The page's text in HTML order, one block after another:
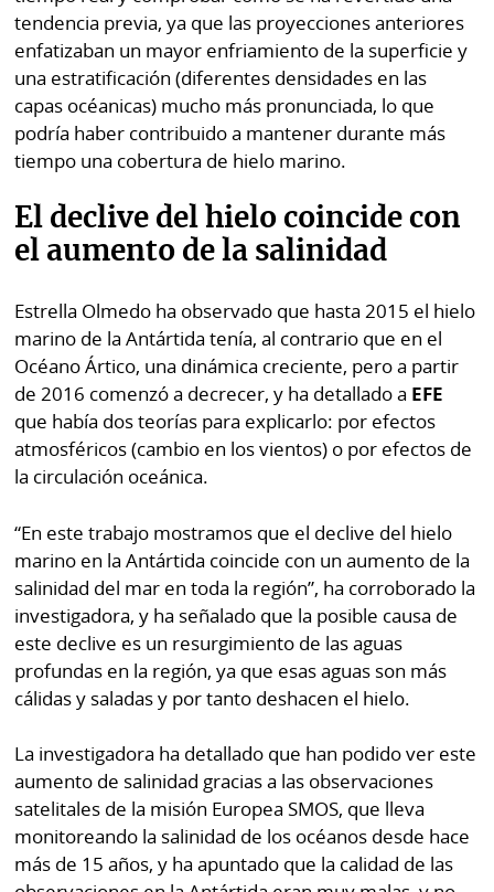
tendencia previa, ya que las proyecciones anteriores
enfatizaban un mayor enfriamiento de la superficie y
una estratificación (diferentes densidades en las
capas océanicas) mucho más pronunciada, lo que
podría haber contribuido a mantener durante más
tiempo una cobertura de hielo marino.
El declive del hielo coincide con
el aumento de la salinidad
Estrella Olmedo ha observado que hasta 2015 el hielo
marino de la Antártida tenía, al contrario que en el
Océano Ártico, una dinámica creciente, pero a partir
de 2016 comenzó a decrecer, y ha detallado a EFE
que había dos teorías para explicarlo: por efectos
atmosféricos (cambio en los vientos) o por efectos de
la circulación oceánica.
“En este trabajo mostramos que el declive del hielo
marino en la Antártida coincide con un aumento de la
salinidad del mar en toda la región”, ha corroborado la
investigadora, y ha señalado que la posible causa de
este declive es un resurgimiento de las aguas
profundas en la región, ya que esas aguas son más
cálidas y saladas y por tanto deshacen el hielo.
La investigadora ha detallado que han podido ver este
aumento de salinidad gracias a las observaciones
satelitales de la misión Europea SMOS, que lleva
monitoreando la salinidad de los océanos desde hace
más de 15 años, y ha apuntado que la calidad de las